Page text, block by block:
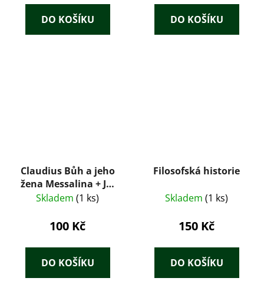
DO KOŠÍKU DO KOŠÍKU
Claudius Bůh a jeho
žena Messalina + Já,
Claudius
Skladem (1 ks)
100 Kč
DO KOŠÍKU
Filosofská historie
Skladem (1 ks)
150 Kč
DO KOŠÍKU